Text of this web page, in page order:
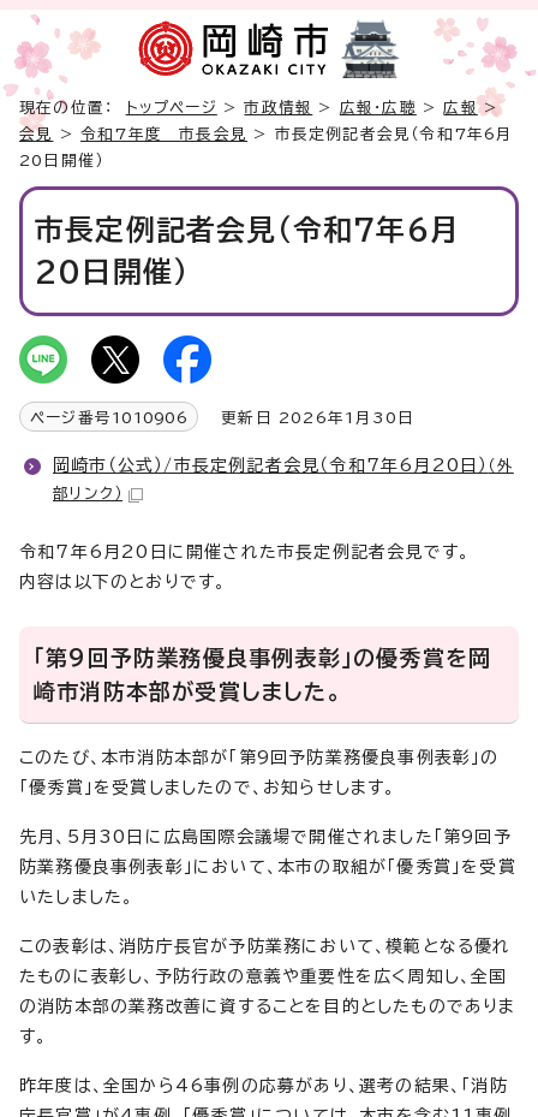
現在の位置： トップページ >市政情報 > 広報・広聴 >広報>
会見
>令和7年度 市長会見
> 市長定例記者会見（令和7年6月
20日開催）
市長定例記者会見（令和7年6月
20日開催）
ページ番号 1010906 更新日 2026年1月30日
岡崎市（公式）/市長定例記者会見（令和7年6月20日） （外
部リンク）
令和7年6月20日に開催された市長定例記者会見です。
内容は以下のとおりです。
「第9回予防業務優良事例表彰」の優秀賞を岡
崎市消防本部が受賞しました。
このたび、本市消防本部が「第9回予防業務優良事例表彰」の
「優秀賞」を受賞しましたので、お知らせします。
先月、5月30日に広島国際会議場で開催されました「第9回予
防業務優良事例表彰」において、本市の取組が「優秀賞」を受賞
いたしました。
この表彰は、消防庁長官が予防業務において、模範となる優れ
たものに表彰し、予防行政の意義や重要性を広く周知し、全国
の消防本部の業務改善に資することを目的としたものでありま
す。
昨年度は、全国から46事例の応募があり、選考の結果、「消防